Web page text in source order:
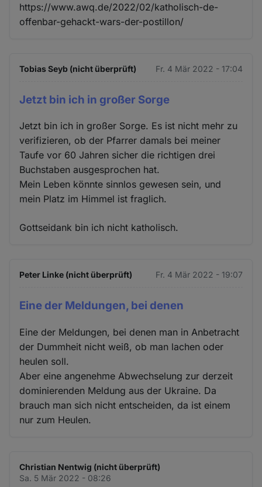
https://www.awq.de/2022/02/katholisch-de-
offenbar-gehackt-wars-der-postillon/
Tobias Seyb (nicht überprüft) Fr. 4 Mär 2022 - 17:04
Jetzt bin ich in großer Sorge
Jetzt bin ich in großer Sorge. Es ist nicht mehr zu
verifizieren, ob der Pfarrer damals bei meiner
Taufe vor 60 Jahren sicher die richtigen drei
Buchstaben ausgesprochen hat.
Mein Leben könnte sinnlos gewesen sein, und
mein Platz im Himmel ist fraglich.
Gottseidank bin ich nicht katholisch.
Peter Linke (nicht überprüft) Fr. 4 Mär 2022 - 19:07
Eine der Meldungen, bei denen
Eine der Meldungen, bei denen man in Anbetracht
der Dummheit nicht weiß, ob man lachen oder
heulen soll.
Aber eine angenehme Abwechselung zur derzeit
dominierenden Meldung aus der Ukraine. Da
brauch man sich nicht entscheiden, da ist einem
nur zum Heulen.
Christian Nentwig (nicht überprüft)
Sa. 5 Mär 2022 - 08:26